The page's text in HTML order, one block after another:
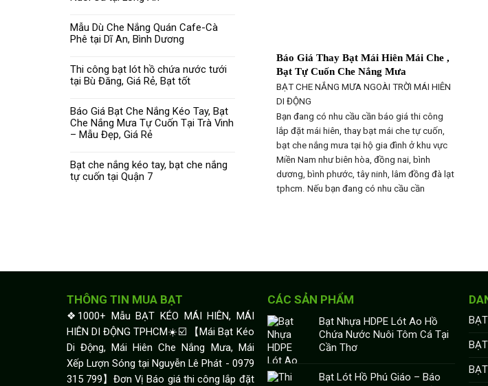
Mẫu Dù Che Nắng Quán Cafe-Cà
Phê tại Dĩ An, Bình Dương
Thi công bạt lót hồ chứa nước tưới
tại Bù Đăng, Giá Rẻ, Bạt tốt
Báo Giá Bạt Che Nắng Kéo Tay, Bạt
Che Nắng Mưa Tự Cuốn Tại Trà Vinh
– Mẫu Đẹp, Giá Rẻ
Bạt che nắng kéo tay, bạt che nắng
tự cuốn tại Quận 7
Báo Giá Thay Bạt Mái Hiên Mái Che ,
Bạt Tự Cuốn Che Nắng Mưa
BẠT CHE NẮNG MƯA NGOÀI TRỜI MÁI HIÊN
DI ĐỘNG
Bạn đang có nhu cầu cần báo giá thi công
lắp đặt mái hiên, thay bạt mái che tự cuốn,
bạt che nắng mưa tại hộ gia đình ở khu vực
Miền Nam như biên hòa, đồng nai, bình
dương, bình phước, tây ninh, lâm đồng đà lạt
tphcm. Nếu bạn đang có nhu cầu cần
THÔNG TIN MUA BẠT
❖1000+ Mẫu BẠT KÉO MÁI HIÊN, MÁI
HIÊN DI ĐỘNG TPHCM☀️☑️ 【Mái Bạt Kéo
Di Động, Mái Hiên Che Nắng Mưa, Mái
Xếp Lượn Sóng tại Nguyễn Lê Phát - 0979
315 799】Đơn Vị Báo giá thi công lắp đặt
CÁC SẢN PHẨM
Bạt Nhựa HDPE Lót Ao Hồ
Chứa Nước Nuôi Tôm Cá Tại
Cần Thơ
Bạt Lót Hồ Phú Giáo – Báo